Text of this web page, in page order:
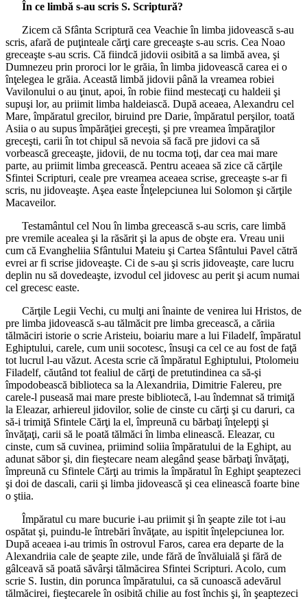
În ce limbă s-au scris S. Scriptură?
Zicem că Sfânta Scriptură cea Veachie în limba jidovească s-au
scris, afară de puţinteale cărţi care greceaşte s-au scris. Cea Noao
greceaşte s-au scris. Că fiindcă jidovii osibită a sa limbă avea, şi
Dumnezeu prin proroci lor le grăia, în limba jidovească carea ei o
înţelegea le grăia. Această limbă jidovii până la vreamea robiei
Vavilonului o au ţinut, apoi, în robie fiind mestecaţi cu haldeii şi
supuşi lor, au priimit limba haldeiască. După aceaea, Alexandru cel
Mare, împăratul grecilor, biruind pre Darie, împăratul perşilor, toată
Asiia o au supus împărăţiei greceşti, şi pre vreamea împăraţilor
greceşti, carii în tot chipul să nevoia să facă pre jidovi ca să
vorbească greceaşte, jidovii, de nu tocma toţi, dar cea mai mare
parte, au priimit limba grecească. Pentru aceaea să zice că cărţile
Sfintei Scripturi, ceale pre vreamea aceaea scrise, greceaşte s-ar fi
scris, nu jidoveaşte. Aşea easte Înţelepciunea lui Solomon şi cărţile
Macaveilor.
Testamântul cel Nou în limba grecească s-au scris, care limbă
pre vremile acealea şi la răsărit şi la apus de obşte era. Vreau unii
cum că Evangheliia Sfântului Mateiu şi Cartea Sfântului Pavel cătră
evrei ar fi scrise jidoveaşte. Ci de s-au şi scris jidoveaşte, care lucru
deplin nu să dovedeaşte, izvodul cel jidovesc au perit şi acum numai
cel grecesc easte.
Cărţile Legii Vechi, cu mulţi ani înainte de venirea lui Hristos, de
pre limba jidovească s-au tălmăcit pre limba grecească, a căriia
tălmăciri istorie o scrie Aristeiu, boiariu mare a lui Filadelf, împăratul
Eghiptului, carele, cum unii socotesc, însuşi ca cel ce au fost de faţă
tot lucrul l-au văzut. Acesta scrie că împăratul Eghiptului, Ptolomeiu
Filadelf, căutând tot fealiul de cărţi de pretutindinea ca să-şi
împodobească biblioteca sa la Alexandriia, Dimitrie Falereu, pre
carele-l puseasă mai mare preste bibliotecă, l-au îndemnat să trimiţă
la Eleazar, arhiereul jidovilor, solie de cinste cu cărţi şi cu daruri, ca
să-i trimiţă Sfintele Cărţi la el, împreună cu bărbaţi înţelepţi şi
învăţaţi, carii să le poată tălmăci în limba elinească. Eleazar, cu
cinste, cum să cuvinea, priimind soliia împăratului de la Eghipt, au
adunat săbor şi, din fieştecare neam alegând şease bărbaţi învăţaţi,
împreună cu Sfintele Cărţi au trimis la împăratul în Eghipt şeaptezeci
şi doi de dascali, carii şi limba jidovească şi cea elinească foarte bine
o ştiia.
Împăratul cu mare bucurie i-au priimit şi în şeapte zile tot i-au
ospătat şi, puindu-le întrebări învăţate, au ispitit înţelepciunea lor.
După aceaea i-au trimis în ostrovul Faros, carea era departe de la
Alexandriia cale de şeapte zile, unde fără de învăluială şi fără de
gâlceavă să poată săvârşi tălmăcirea Sfintei Scripturi. Acolo, cum
scrie S. Iustin, din porunca împăratului, ca să cunoască adevărul
tălmăcirei, fieştecarele în osibită chilie au fost închis şi, în şeaptezeci